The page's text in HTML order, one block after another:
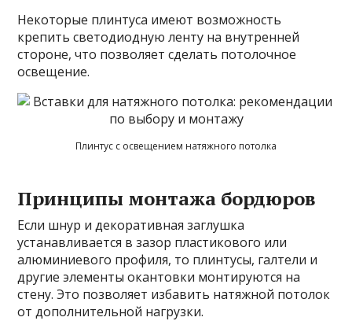
Некоторые плинтуса имеют возможность
крепить светодиодную ленту на внутренней
стороне, что позволяет сделать потолочное
освещение.
Плинтус с освещением натяжного потолка
Принципы монтажа бордюров
Если шнур и декоративная заглушка
устанавливается в зазор пластикового или
алюминиевого профиля, то плинтусы, галтели и
другие элементы окантовки монтируются на
стену. Это позволяет избавить натяжной потолок
от дополнительной нагрузки.